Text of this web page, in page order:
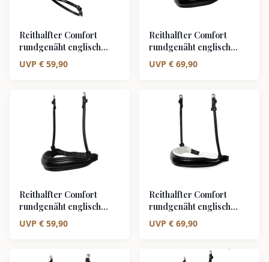
Reithalfter Comfort
rundgenäht englisch
kombiniert
schwarz/silber weiß
UVP € 59,90
Reithalfter Comfort
rundgenäht englisch
ohne Sperrriemen
schwarz/silber schwarz
UVP € 69,90
Reithalfter Comfort
rundgenäht englisch
ohne Sperrriemen
schwarz/silber schwarz
UVP € 59,90
Reithalfter Comfort
rundgenäht englisch
ohne Sperrriemen
schwarz/silber weiß
UVP € 69,90